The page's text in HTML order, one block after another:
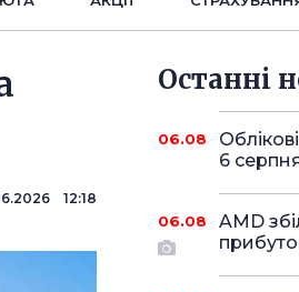
12:18
Останнi
06.08
6
06.08
AMD